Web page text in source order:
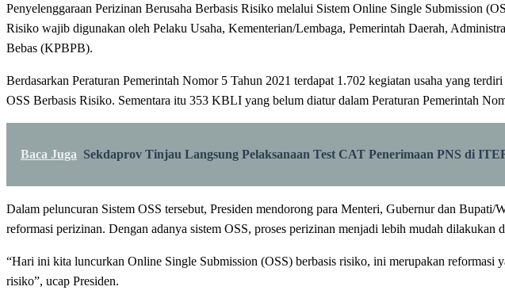
Penyelenggaraan Perizinan Berusaha Berbasis Risiko melalui Sistem Online Single Submission
Risiko wajib digunakan oleh Pelaku Usaha, Kementerian/Lembaga, Pemerintah Daerah,
Bebas (KPBPB).
Berdasarkan Peraturan Pemerintah Nomor 5 Tahun 2021 terdapat 1.702 kegiatan usaha yang
OSS Berbasis Risiko. Sementara itu 353 KBLI yang belum diatur dalam Peraturan Pemerintah
Baca Juga Sekdaprov Tinjau Langsung Pelaksanaan Test CAT Penerimaan PNS di
Dalam peluncuran Sistem OSS tersebut, Presiden mendorong para Menteri, Gubernur dan
reformasi perizinan. Dengan adanya sistem OSS, proses perizinan menjadi lebih mudah dilakukan
“Hari ini kita luncurkan Online Single Submission (OSS) berbasis risiko, ini merupakan reformasi
risiko”, ucap Presiden.